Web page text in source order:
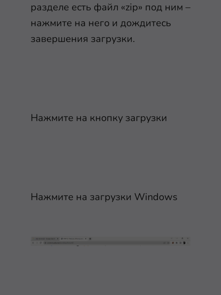
разделе есть файл «zip» под ним –
нажмите на него и дождитесь
завершения загрузки.
Нажмите на кнопку загрузки
Нажмите на загрузки Windows